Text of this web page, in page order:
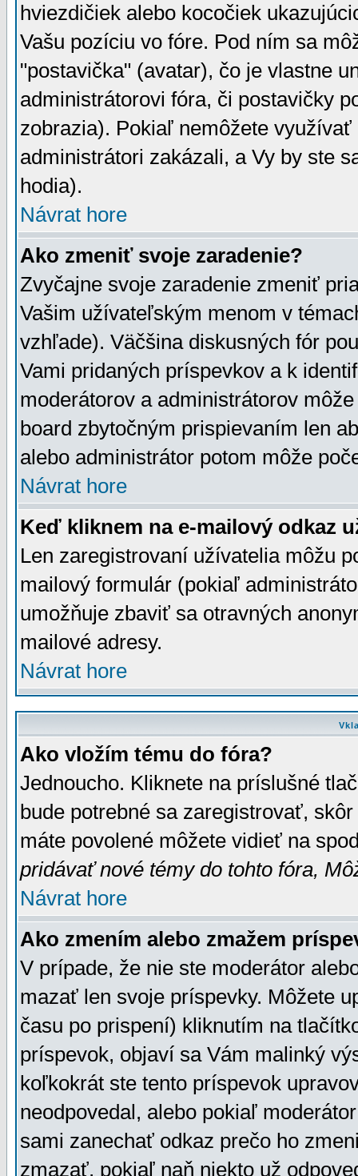
hviezdičiek alebo kocočiek
Vašu pozíciu vo fóre. Pod ním sa
"postavička" (avatar), čo je vlastne
administrátorovi fóra, či postavičky
zobrazia). Pokiaľ nemôžete
administrátori zakázali, a Vy by ste
hodia).
Návrat hore
Ako zmeniť svoje zaradenie?
Zvyčajne svoje zaradenie zmeniť
Vašim užívateľským menom v
vzhľade). Väčšina diskusných fór
Vami pridaných príspevkov a k
moderátorov a administrátorov
board zbytočným prispievaním len
alebo administrátor potom môže
Návrat hore
Keď kliknem na e-mailový odkaz
Len zaregistrovaní užívatelia môžu
mailový formulár (pokiaľ
umožňuje zbaviť sa otravných
mailové adresy.
Návrat hore
Ako vložím tému do fóra?
Jednoucho. Kliknete na príslušné
bude potrebné sa zaregistrovať,
máte povolené môžete vidieť na
pridávať nové témy do tohto fóra,
Návrat hore
Ako zmením alebo zmažem
V prípade, že nie ste moderátor
mazať len svoje príspevky. Môžete
času po prispení) kliknutím na
príspevok, objaví sa Vám malinký
koľkokrát ste tento príspevok
neodpovedal, alebo pokiaľ
sami zanechať odkaz prečo ho
zmazať, pokiaľ naň niekto už